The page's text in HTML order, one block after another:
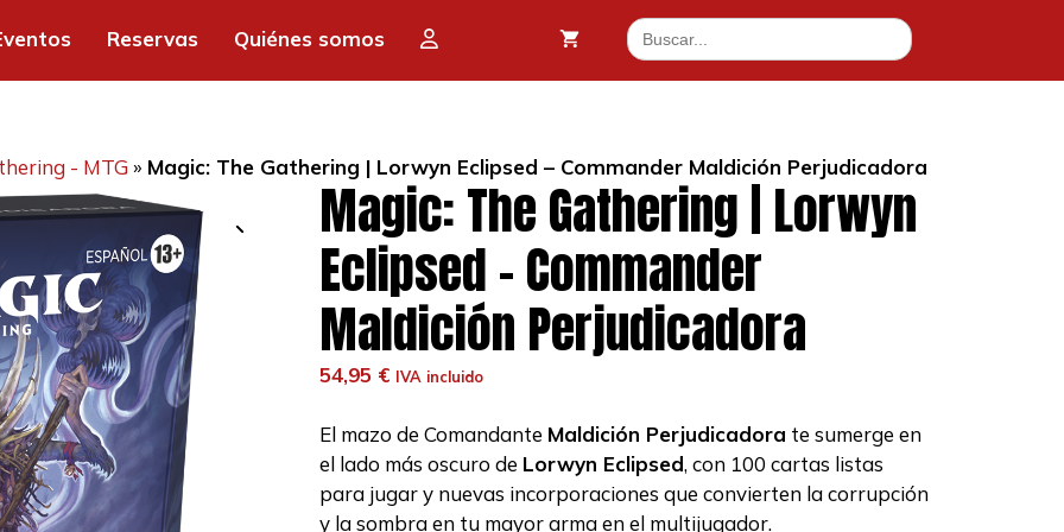
Reservas Quiénes somos Buscar:
- MTG » Magic: The Gathering | Lorwyn Eclipsed – Commander Maldición Perjudicadora
Magic: The Gathering | Lorwyn
Eclipsed – Commander
Maldición Perjudicadora
54,95 € IVA incluido
El mazo de Comandante Maldición Perjudicadora te sumerge en
el lado más oscuro de Lorwyn Eclipsed, con 100 cartas listas
para jugar y nuevas incorporaciones que convierten la corrupción
y la sombra en tu mayor arma en el multijugador.